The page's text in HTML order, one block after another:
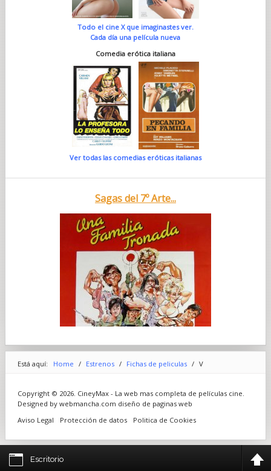
Todo el cine X que imaginastes ver.
Cada día una película nueva
Comedia erótica italiana
Ver todas las comedias eróticas italianas
Sagas del 7º Arte...
Está aquí: Home / Estrenos / Fichas de peliculas / V
Copyright © 2026. CineyMax - La web mas completa de películas cine.
Designed by webmancha.com diseño de paginas web
Aviso Legal
Protección de datos Politica de Cookies
Escritorio